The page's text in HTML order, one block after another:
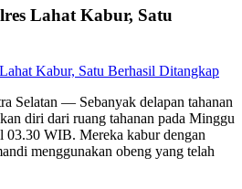
Lahat Kabur, Satu
Selatan — Sebanyak delapan tahanan
diri dari ruang tahanan pada Minggu
03.30 WIB. Mereka kabur dengan
menggunakan obeng yang telah